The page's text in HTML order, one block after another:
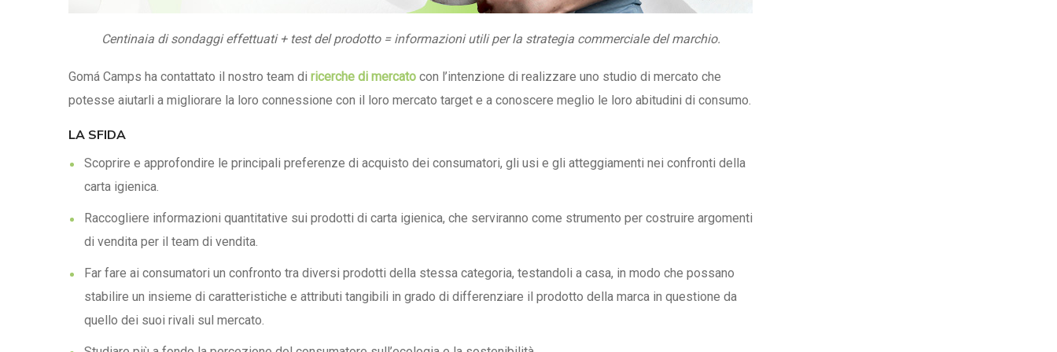
Centinaia di sondaggi effettuati + test del prodotto = informazioni utili per la strategia commerciale del marchio.
Gomá Camps ha contattato il nostro team di ricerche di mercato con l’intenzione di realizzare uno studio di mercato che
potesse aiutarli a migliorare la loro connessione con il loro mercato target e a conoscere meglio le loro abitudini di consumo.
LA SFIDA
Scoprire e approfondire le principali preferenze di acquisto dei consumatori, gli usi e gli atteggiamenti nei confronti della
carta igienica.
Raccogliere informazioni quantitative sui prodotti di carta igienica, che serviranno come strumento per costruire argomenti
di vendita per il team di vendita.
Far fare ai consumatori un confronto tra diversi prodotti della stessa categoria, testandoli a casa, in modo che possano
stabilire un insieme di caratteristiche e attributi tangibili in grado di differenziare il prodotto della marca in questione da
quello dei suoi rivali sul mercato.